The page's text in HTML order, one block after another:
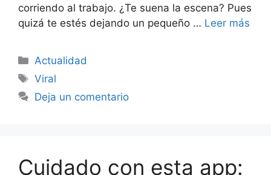
corriendo al trabajo. ¿Te suena la escena? Pues
quizá te estés dejando un pequeño … Leer más
Categorías
Actualidad
Etiquetas
Viral
Deja un comentario
Cuidado con esta app: